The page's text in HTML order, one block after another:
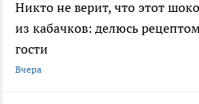
Никто не верит, что этот
из кабачков: делюсь
гости
Вчера